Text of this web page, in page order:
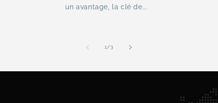
un avantage, la clé de...
1/of
3